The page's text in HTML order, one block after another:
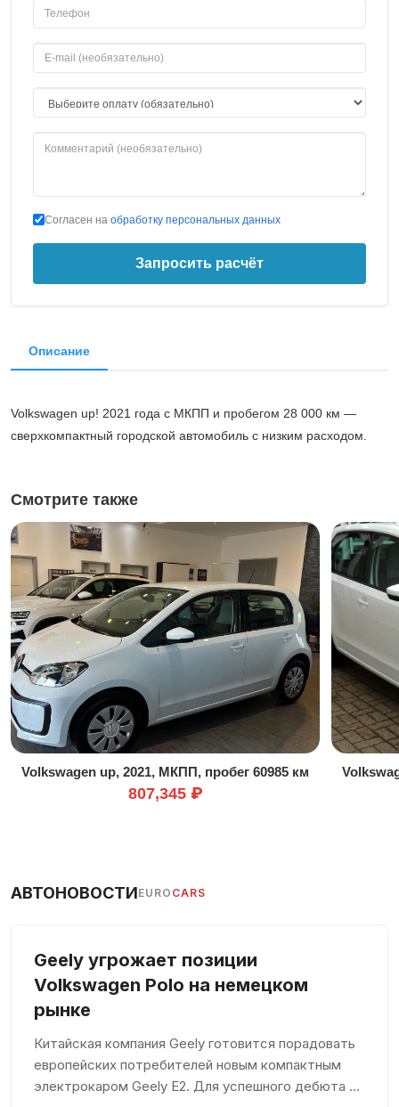
Согласен на обработку персональных данных
Запросить расчёт
Описание
Volkswagen up! 2021 года с МКПП и пробегом 28 000 км —
сверхкомпактный городской автомобиль с низким расходом.
Смотрите также
Volkswagen up, 2021, МКПП, пробег 60985 км
807,345 ₽
АВТОНОВОСТИEURO CARS
Geely угрожает позиции
Volkswagen Polo на немецком
рынке
Китайская компания Geely готовится порадовать
европейских потребителей новым компактным
электрокаром Geely E2. Для успешного дебюта на